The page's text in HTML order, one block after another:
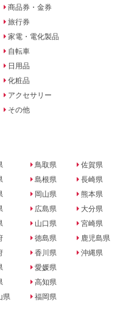
商品券・金券
旅行券
家電・電化製品
自転車
日用品
化粧品
アクセサリー
その他
県
鳥取県
島根県
岡山県
広島県
山口県
徳島県
香川県
愛媛県
高知県
福岡県
佐賀県
長崎県
熊本県
大分県
宮崎県
鹿児島県
沖縄県